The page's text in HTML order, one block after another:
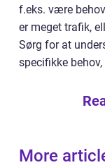
f.eks. være
er meget trafik,
Sørg for at
specifikke
More